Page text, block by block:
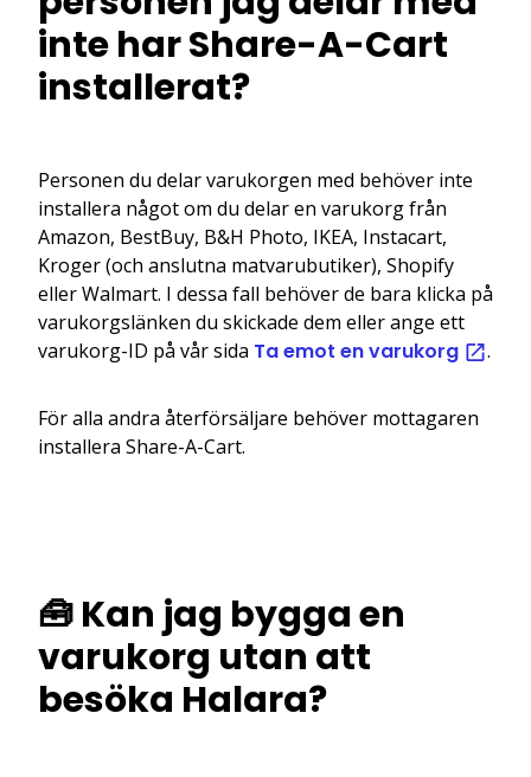
inte har Share-A-Cart
installerat?
Personen du delar varukorgen med behöver inte
installera något om du delar en varukorg från
Amazon, BestBuy, B&H Photo, IKEA, Instacart,
Kroger (och anslutna matvarubutiker), Shopify
eller Walmart. I dessa fall behöver de bara klicka på
varukorgslänken du skickade dem eller ange ett
varukorg-ID på vår sida Ta emot en varukorg .
För alla andra återförsäljare behöver mottagaren
installera Share-A-Cart.
🧰 Kan jag bygga en
varukorg utan att
besöka Halara?